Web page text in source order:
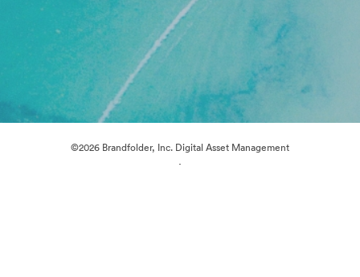
©2026 Brandfolder, Inc. Digital Asset Management
·